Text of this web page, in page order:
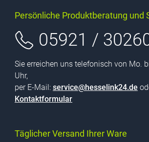
Persönliche Produktberatung und
05921 /
Sie erreichen uns telefonisch von Mo.
Uhr,
per E-Mail: service@hesselink24.de
Kontaktformular
Täglicher Versand Ihrer Ware